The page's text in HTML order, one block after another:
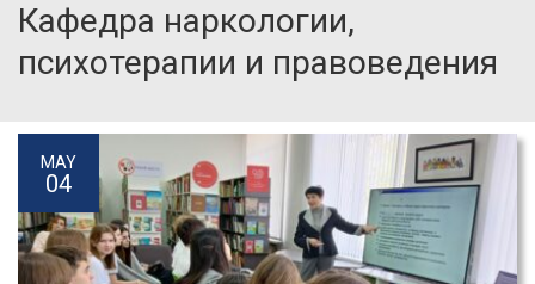
Кафедра наркологии,
психотерапии и правоведения
MAY
04